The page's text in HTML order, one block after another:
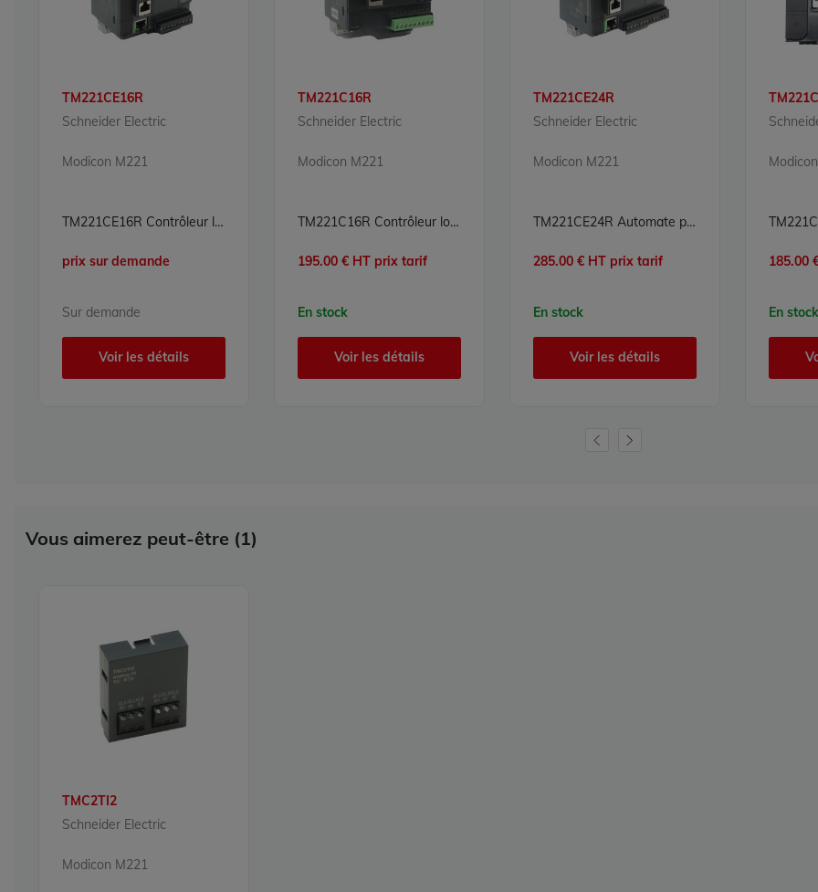
TM221CE16R
Schneider Electric
Modicon M221
TM221CE16R Contrôleur logique Modicon M221 Schneider Electric
prix sur demande
Sur demande
Voir les détails
TM221C16R
Schneider Electric
Modicon M221
TM221C16R Contrôleur logique Modicon M221 Schneider Electric
195.00 € HT prix tarif
En stock
Voir les détails
TM221CE24R
Schneider Electric
Modicon M221
TM221CE24R Automate programmable Modicon M221 Schneider Electric 24 E/S 14 entrées numériques 24VCC (4 entrées rapides) 2 entrées analogiques 0-10V 10 sorties relais 100 à 240VCA Port Ethernet Port série rail DIN
285.00 € HT prix tarif
En stock
Voir les détails
185.00
En stock
Vous aimerez peut-être (1)
TMC2TI2
Schneider Electric
Modicon M221